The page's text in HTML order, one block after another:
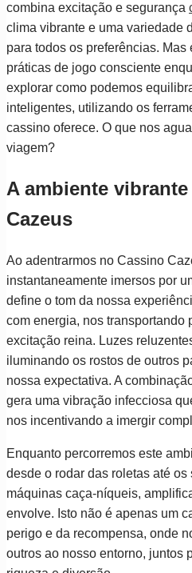
combina excitação e segurança
clima vibrante e uma variedade
para todos os preferências.
práticas de jogo consciente
explorar como podemos
inteligentes, utilizando os
cassino oferece. O que nos
viagem?
A ambiente
Cazeus
Ao adentrarmos no Cassino
instantaneamente imersos por
define o tom da nossa
com energia, nos transportando
excitação reina. Luzes
iluminando os rostos de outros
nossa expectativa. A
gera uma vibração infecciosa
nos incentivando a imergir
Enquanto percorremos este
desde o rodar das roletas até
máquinas caça-níqueis,
envolve. Isto não é apenas um
perigo e da recompensa, onde
outros ao nosso entorno, juntos